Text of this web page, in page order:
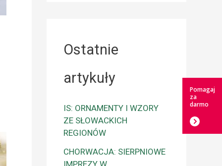
Ostatnie
artykuły
IS: ORNAMENTY I WZORY
ZE SŁOWACKICH
REGIONÓW
CHORWACJA: SIERPNIOWE
IMPREZY W
Pomagaj
za
darmo